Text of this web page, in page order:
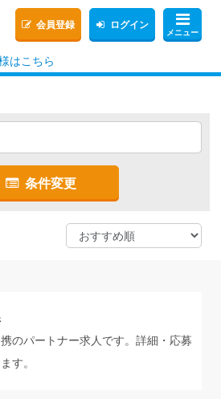
メニュー
会員登録 ログイン
はこちら
条件変更
のパートナー求人です。詳細・応募
す。